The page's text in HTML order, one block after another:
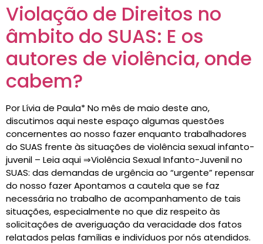
Violação de Direitos no
âmbito do SUAS: E os
autores de violência, onde
cabem?
Por Lívia de Paula* No mês de maio deste ano,
discutimos aqui neste espaço algumas questões
concernentes ao nosso fazer enquanto trabalhadores
do SUAS frente às situações de violência sexual infanto-
juvenil – Leia aqui ⇒Violência Sexual Infanto-Juvenil no
SUAS: das demandas de urgência ao “urgente” repensar
do nosso fazer Apontamos a cautela que se faz
necessária no trabalho de acompanhamento de tais
situações, especialmente no que diz respeito às
solicitações de averiguação da veracidade dos fatos
relatados pelas famílias e indivíduos por nós atendidos.